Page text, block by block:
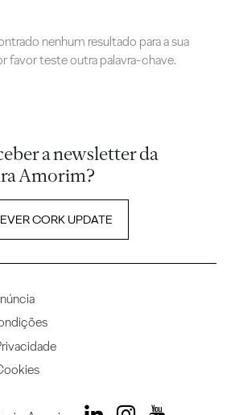
nenhum resultado para a sua
favor teste outra palavra-chave.
a newsletter da
Amorim?
CORK UPDATE